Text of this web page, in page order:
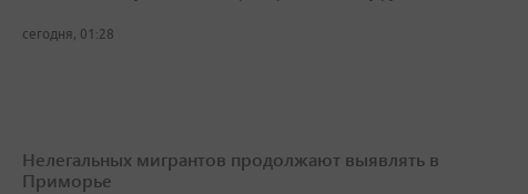
сегодня, 01:28
Нелегальных мигрантов продолжают выявлять в
Приморье